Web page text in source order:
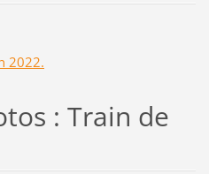
2022.
: Train de